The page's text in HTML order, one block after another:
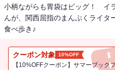
小柄ながらも胃袋はビッグ！ イ
んが、関西屈指のまんぷくライタ
食べ歩き♪
クーポン対象 10%OFF
【10%OFFクーポン】サマーブック